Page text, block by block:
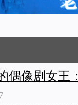
偶像剧女王